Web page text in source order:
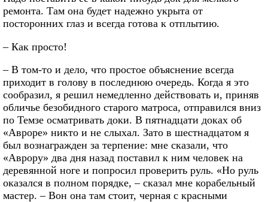
ремонта. Там она будет надежно укрыта от
посторонних глаз и всегда готова к отплытию.
– Как просто!
– В том-то и дело, что простое объяснение всегда
приходит в голову в последнюю очередь. Когда я это
сообразил, я решил немедленно действовать и, приняв
обличье безобидного старого матроса, отправился вниз
по Темзе осматривать доки. В пятнадцати доках об
«Авроре» никто и не слыхал. Зато в шестнадцатом я
был вознагражден за терпение: мне сказали, что
«Аврору» два дня назад поставил к ним человек на
деревянной ноге и попросил проверить руль. «Но руль
оказался в полном порядке, – сказал мне корабельный
мастер. – Вон она там стоит, черная с красными